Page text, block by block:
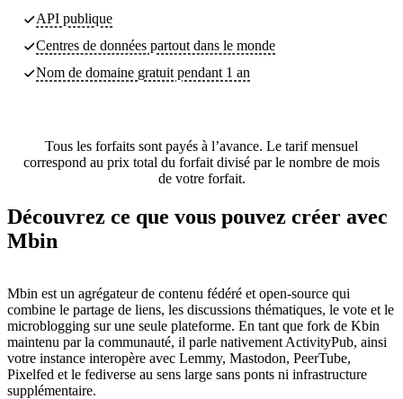
API publique
Centres de données partout dans le monde
Nom de domaine gratuit pendant 1 an
Tous les forfaits sont payés à l’avance. Le tarif mensuel
correspond au prix total du forfait divisé par le nombre de mois
de votre forfait.
Découvrez ce que vous pouvez créer avec
Mbin
Mbin est un agrégateur de contenu fédéré et open-source qui
combine le partage de liens, les discussions thématiques, le vote et le
microblogging sur une seule plateforme. En tant que fork de Kbin
maintenu par la communauté, il parle nativement ActivityPub, ainsi
votre instance interopère avec Lemmy, Mastodon, PeerTube,
Pixelfed et le fediverse au sens large sans ponts ni infrastructure
supplémentaire.